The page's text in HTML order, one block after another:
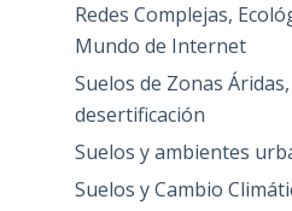
Redes Complejas,
Mundo de Internet
Suelos de Zonas
desertificación
Suelos y ambientes
Suelos y Cambio